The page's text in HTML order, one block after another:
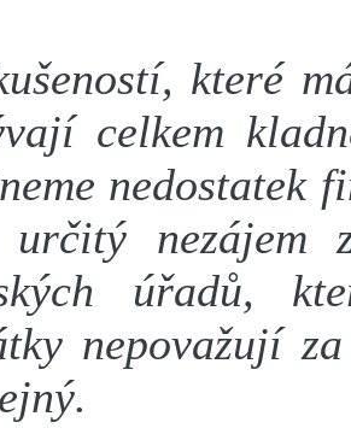
které
celkem
nedostatek
určitý nezájem
úřadů,
nepovažují